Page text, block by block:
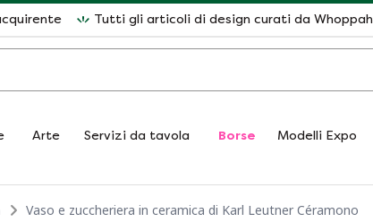
Tutti gli articoli di design curati da Whoppah
Arte Servizi da tavola Borse Modelli Expo
Vaso e zuccheriera in ceramica di Karl Leutner Céramono